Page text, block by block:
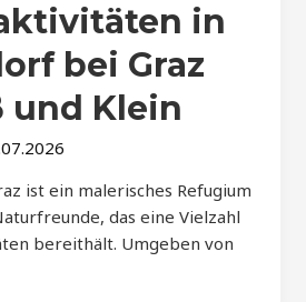
in
bei Graz
und Klein
ist ein malerisches Refugium
das eine Vielzahl
bereithält. Umgeben von